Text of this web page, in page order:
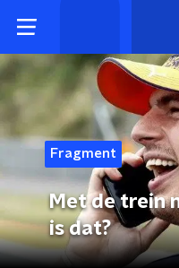
Fragment
Met de trein
is dat?